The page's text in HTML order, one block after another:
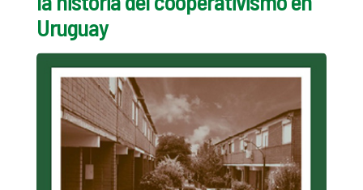
Uruguay